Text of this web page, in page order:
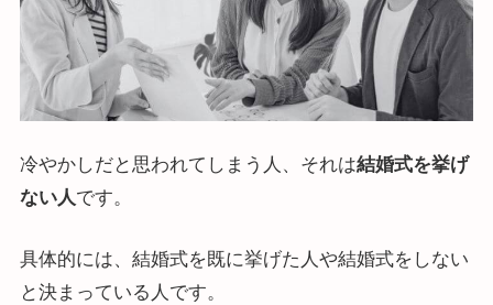
冷やかしだと思われてしまう人、それは結婚式を挙げ
ない人です。
具体的には、結婚式を既に挙げた人や結婚式をしない
と決まっている人です。